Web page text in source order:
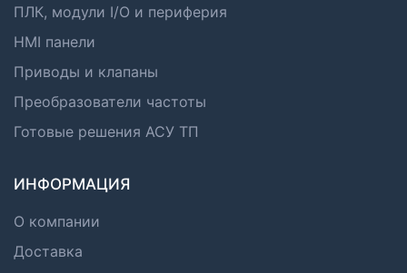
ПЛК, модули I/O и периферия
HMI панели
Приводы и клапаны
Преобразователи частоты
Готовые решения АСУ ТП
ИНФОРМАЦИЯ
О компании
Доставка